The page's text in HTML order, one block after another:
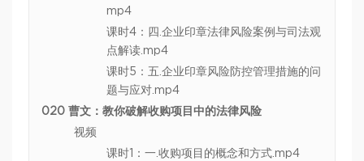
mp4
课时4：四.企业印章法律风险案例与司法观
点解读.mp4
课时5：五.企业印章风险防控管理措施的问
题与应对.mp4
020 曹文：教你破解收购项目中的法律风险
视频
课时1：一.收购项目的概念和方式.mp4